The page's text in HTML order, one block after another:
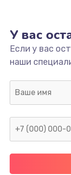
У вас
Если у вас
наши